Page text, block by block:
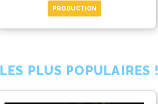
PRODUCTION
LES PLUS POPULAIRES !